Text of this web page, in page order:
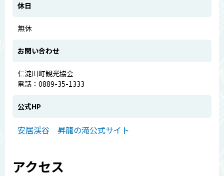
休日
無休
お問い合わせ
仁淀川町観光協会
電話：0889-35-1333
公式HP
安居渓谷 昇龍の滝公式サイト
アクセス